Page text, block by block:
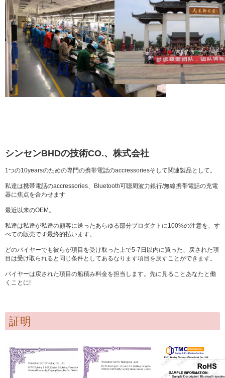
シンセンBHDの技術CO.、株式会社
1つの10yearsのための専門の携帯電話のaccressoriesそして関連製品として。
私達は携帯電話のaccressories、Bluetooth可聴周波力銀行/無線携帯電話の充電
器に焦点を合わせます
最近以来のOEM。
私達は私達が私達の顧客に送ったあらゆる部分プロダクトに100%の注意を、す
べての販売です最終的払います。
どのバイヤーでも彼らが項目を受け取った上で5-7日以内に買った、戻された項
目は受け取られると同じ条件としてあるなります項目を戻すことができます。
バイヤーは戻された項目の船積み料金を担当します。先に見ることあなたと働
くことに!
証明